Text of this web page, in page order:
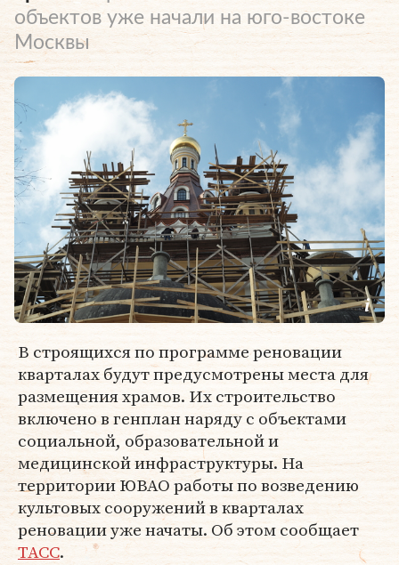
объектов уже начали на юго-востоке
Москвы
В строящихся по программе реновации
кварталах будут предусмотрены места для
размещения храмов. Их строительство
включено в генплан наряду с объектами
социальной, образовательной и
медицинской инфраструктуры. На
территории ЮВАО работы по возведению
культовых сооружений в кварталах
реновации уже начаты. Об этом сообщает
ТАСС.